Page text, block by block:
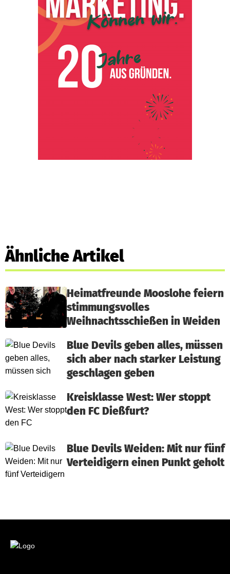
Ähnliche Artikel
Heimatfreunde Mooslohe feiern
stimmungsvolles
Weihnachtsschießen in Weiden
Blue Devils geben alles, müssen
sich aber nach starker Leistung
geschlagen geben
Kreisklasse West: Wer stoppt
den FC Dießfurt?
Blue Devils Weiden: Mit nur fünf
Verteidigern einen Punkt geholt